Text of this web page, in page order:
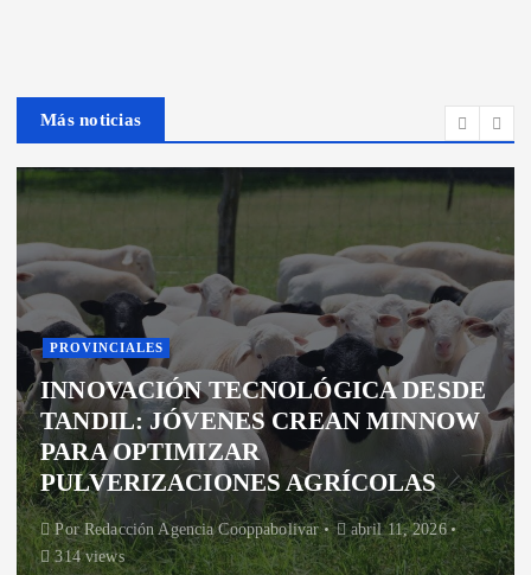
Más noticias
PROVINCIALES
INNOVACIÓN TECNOLÓGICA DESDE
TANDIL: JÓVENES CREAN MINNOW
PARA OPTIMIZAR
PULVERIZACIONES AGRÍCOLAS
PorRedacción Agencia Cooppabolivar
abril 11, 2026
314 views